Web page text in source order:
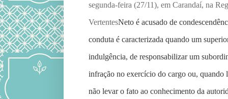
segunda-feira (27/11), em Carandaí, na
VertentesNeto é acusado de
conduta é caracterizada quando um
indulgência, de responsabilizar um
infração no exercício do cargo ou, quando
não levar o fato ao conhecimento da